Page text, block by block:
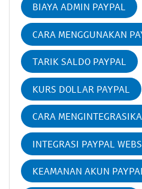
BIAYA ADMIN PAYPAL
CARA MENGGUNAKAN
TARIK SALDO PAYPAL
KURS DOLLAR PAYPAL
CARA
INTEGRASI PAYPAL
KEAMANAN AKUN